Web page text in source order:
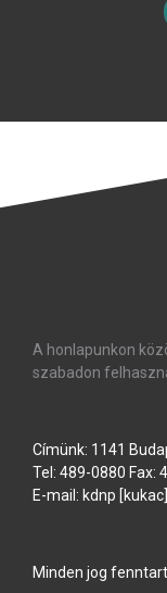
A honlapunkon
szabadon
Címünk: 1141
Tel: 489-0880 Fax:
E-mail: kdnp [kukac]
Minden jog